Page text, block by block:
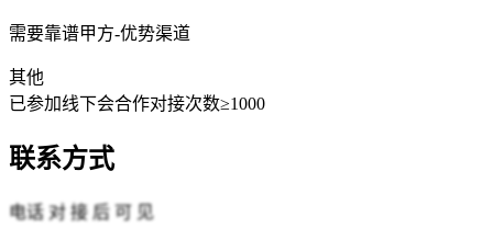
需要靠谱甲方-优势渠道
其他
已参加线下会合作对接次数≥1000
联系方式
电话 对 接 后 可 见